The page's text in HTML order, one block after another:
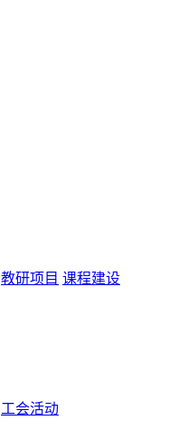
教研项目 课程建设
工会活动